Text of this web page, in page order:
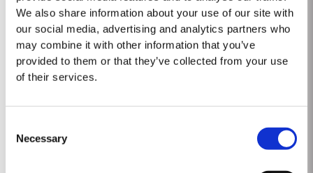
We also share information about your use of our site with
our social media, advertising and analytics partners who
may combine it with other information that you’ve
provided to them or that they’ve collected from your use
of their services.
Selection
Necessary
1975 SINGLE HARVEST
Taylor's ist stolz darauf, den 1975 Single Harvest Port vorzustellen, die
neueste Ergänzung unserer prestigeträchtigen Kollektion von 50 Jahre
alten Single Harvest Ports. Diese limitierte Auflage, die fünf Jahrzehnte